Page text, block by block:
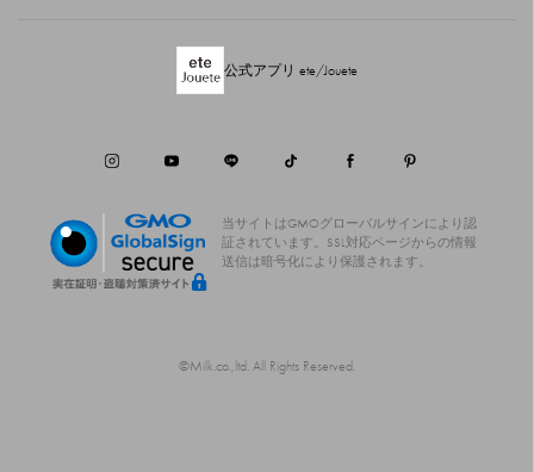
公式アプリ ete/Jouete
当サイトはGMOグローバルサインにより認
証されています。
SSL対応ページからの情報
送信は暗号化により保護されます。
©Milk.co.,ltd. All Rights Reserved.